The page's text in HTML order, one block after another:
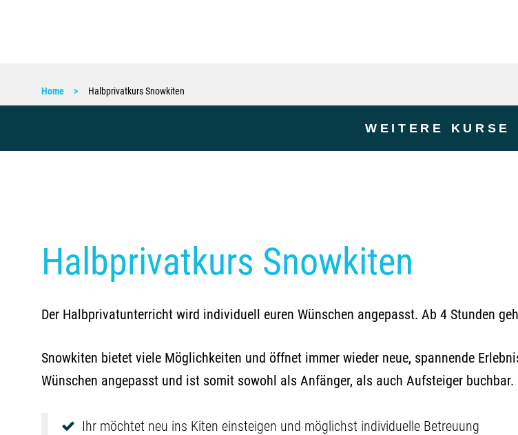
Home Halbprivatkurs Snowkiten
WEITERE KURSE
Halbprivatkurs Snowkiten
Der Halbprivatunterricht wird individuell euren Wünschen angepasst. Ab 4 Stunden
Snowkiten bietet viele Möglichkeiten und öffnet immer wieder neue, spannende
Wünschen angepasst und ist somit sowohl als Anfänger, als auch Aufsteiger buchbar.
Ihr möchtet neu ins Kiten einsteigen und möglichst individuelle Betreuung